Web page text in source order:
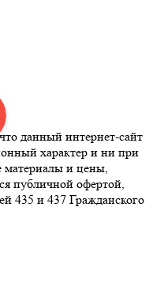
данный интернет-сайт
характер и ни при
и цены,
публичной офертой,
435 и 437 Гражданского